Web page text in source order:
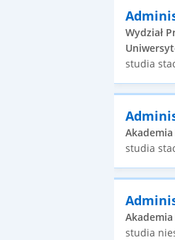
Wydział
studia
studia
studia